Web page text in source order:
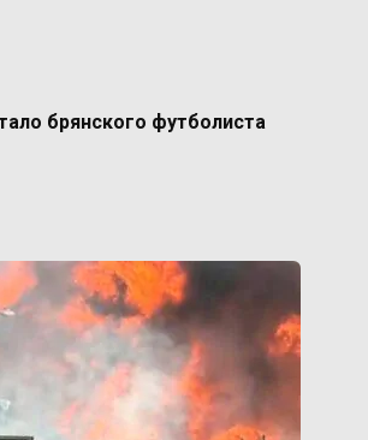
брянского футболиста